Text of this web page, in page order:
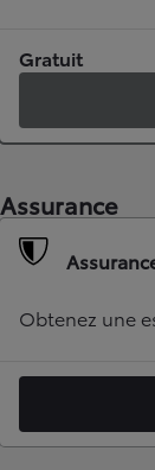
Gratuit
Assurance
Obtenez une